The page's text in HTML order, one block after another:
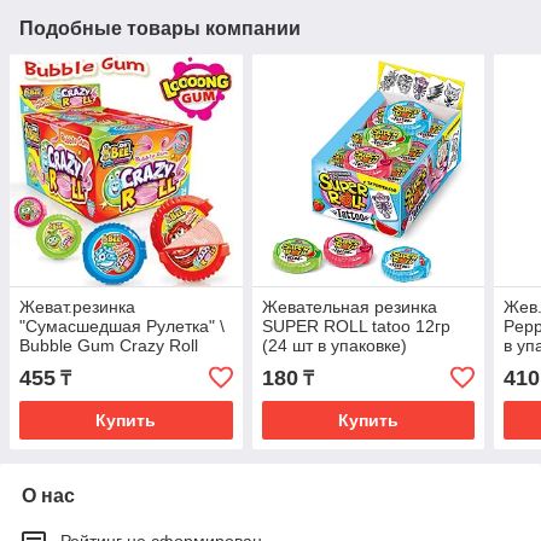
Подобные товары компании
Жеват.резинка
"Сумасшедшая Рулетка" \
Bubble Gum Crazy Roll
Johny Bee 15 гр (24шт в
упаковке)
455 ₸
Купить
Жевательная резинка
SUPER ROLL tatoo 12гр
(24 шт в упаковке)
180₸
Купить
в
410
О нас